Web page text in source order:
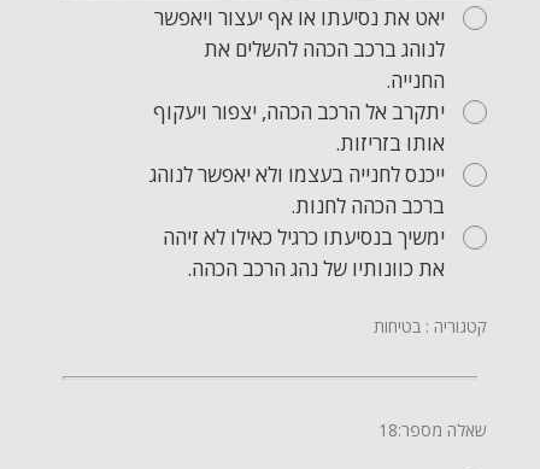
יאט את נסיעתו או אף יעצור ויאפשר
לנוהג ברכב הכהה להשלים את
החנייה.
יתקרב אל הרכב הכהה, יצפור ויעקוף
אותו בזריזות.
ייכנס לחנייה בעצמו ולא יאפשר לנוהג
ברכב הכהה לחנות.
ימשיך בנסיעתו כרגיל כאילו לא זיהה
את כוונותיו של נהג הרכב הכהה.
קטגוריה : בטיחות
שאלה מספר:18